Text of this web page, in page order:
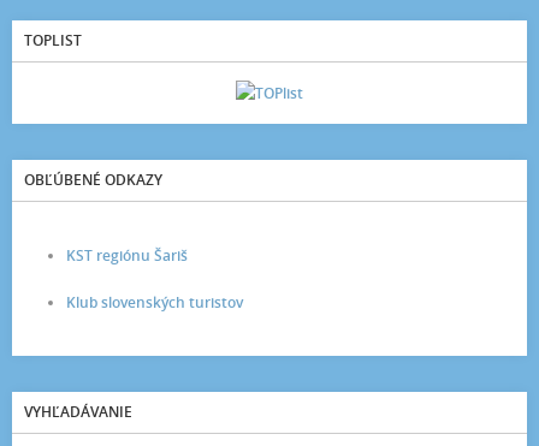
TOPLIST
OBĽÚBENÉ ODKAZY
KST regiónu Šariš
Klub slovenských turistov
VYHĽADÁVANIE